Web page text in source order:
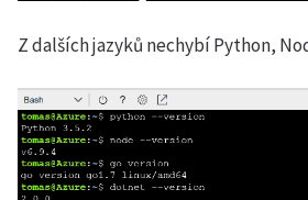
Z dalších jazyků nechybí Python,